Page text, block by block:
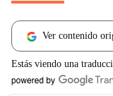
Ver contenido
Estás viendo una